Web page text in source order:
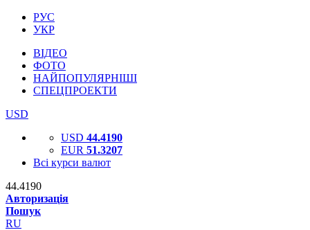
РУС
УКР
ВІДЕО
ФОТО
НАЙПОПУЛЯРНІШІ
СПЕЦПРОЕКТИ
USD
USD 44.4190
EUR 51.3207
Всі курси валют
44.4190
Авторизація
Пошук
RU